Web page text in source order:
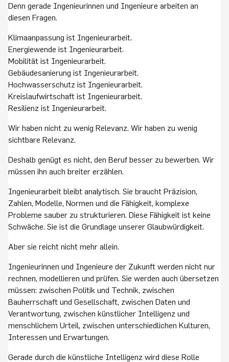
Denn gerade Ingenieurinnen und Ingenieure arbeiten an
diesen Fragen.
Klimaanpassung ist Ingenieurarbeit.
Energiewende ist Ingenieurarbeit.
Mobilität ist Ingenieurarbeit.
Gebäudesanierung ist Ingenieurarbeit.
Hochwasserschutz ist Ingenieurarbeit.
Kreislaufwirtschaft ist Ingenieurarbeit.
Resilienz ist Ingenieurarbeit.
Wir haben nicht zu wenig Relevanz. Wir haben zu wenig
sichtbare Relevanz.
Deshalb genügt es nicht, den Beruf besser zu bewerben. Wir
müssen ihn auch breiter erzählen.
Ingenieurarbeit bleibt analytisch. Sie braucht Präzision,
Zahlen, Modelle, Normen und die Fähigkeit, komplexe
Probleme sauber zu strukturieren. Diese Fähigkeit ist keine
Schwäche. Sie ist die Grundlage unserer Glaubwürdigkeit.
Aber sie reicht nicht mehr allein.
Ingenieurinnen und Ingenieure der Zukunft werden nicht nur
rechnen, modellieren und prüfen. Sie werden auch übersetzen
müssen: zwischen Politik und Technik, zwischen
Bauherrschaft und Gesellschaft, zwischen Daten und
Verantwortung, zwischen künstlicher Intelligenz und
menschlichem Urteil, zwischen unterschiedlichen Kulturen,
Interessen und Erwartungen.
Gerade durch die künstliche Intelligenz wird diese Rolle